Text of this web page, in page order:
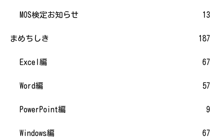
MOS検定お知らせ 13
まめちしき 187
Excel編 67
Word編 57
PowerPoint編 9
Windows編 67